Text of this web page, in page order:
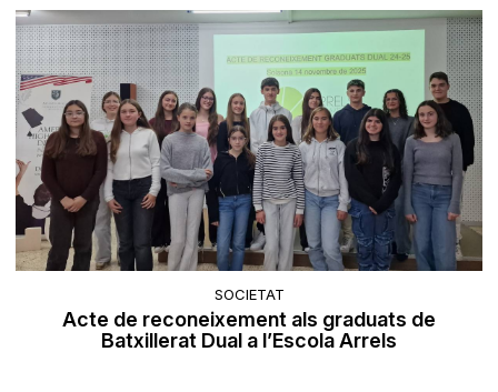
SOCIETAT
Acte de reconeixement als graduats de
Batxillerat Dual a l’Escola Arrels